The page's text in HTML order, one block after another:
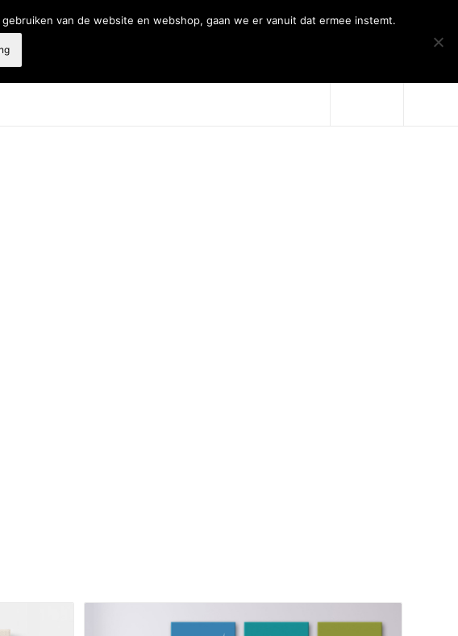
en diensten
van de website en webshop, gaan we er vanuit dat ermee instemt.